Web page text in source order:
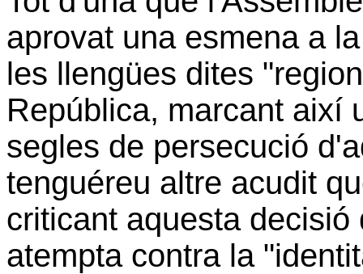
aprovat una esmena a
les llengües dites
República, marcant així
segles de persecució
tenguéreu altre acudit
criticant aquesta
atempta contra la